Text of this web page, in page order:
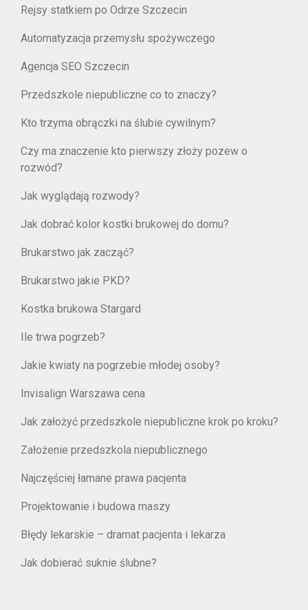
Rejsy statkiem po Odrze Szczecin
Automatyzacja przemysłu spożywczego
Agencja SEO Szczecin
Przedszkole niepubliczne co to znaczy?
Kto trzyma obrączki na ślubie cywilnym?
Czy ma znaczenie kto pierwszy złoży pozew o
rozwód?
Jak wyglądają rozwody?
Jak dobrać kolor kostki brukowej do domu?
Brukarstwo jak zacząć?
Brukarstwo jakie PKD?
Kostka brukowa Stargard
Ile trwa pogrzeb?
Jakie kwiaty na pogrzebie młodej osoby?
Invisalign Warszawa cena
Jak założyć przedszkole niepubliczne krok po kroku?
Założenie przedszkola niepublicznego
Najczęściej łamane prawa pacjenta
Projektowanie i budowa maszy
Błędy lekarskie – dramat pacjenta i lekarza
Jak dobierać suknie ślubne?